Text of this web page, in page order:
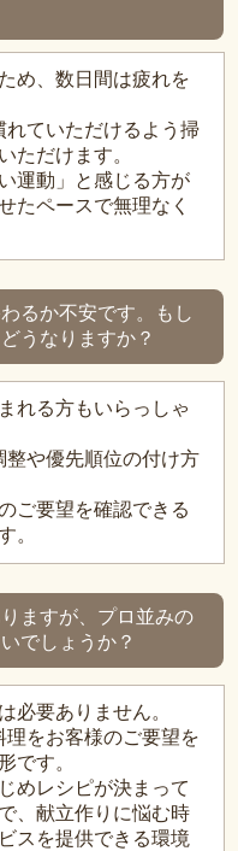
め、数日間は疲れを
ていただけるよう掃
ただけます。
運動」と感じる方が
たペースで無理なく
るか不安です。もし
うなりますか？
れる方もいらっしゃ
や優先順位の付け方
ご要望を確認できる
。
ますが、プロ並みの
でしょうか？
必要ありません。
をお客様のご要望を
です。
めレシピが決まって
、献立作りに悩む時
スを提供できる環境